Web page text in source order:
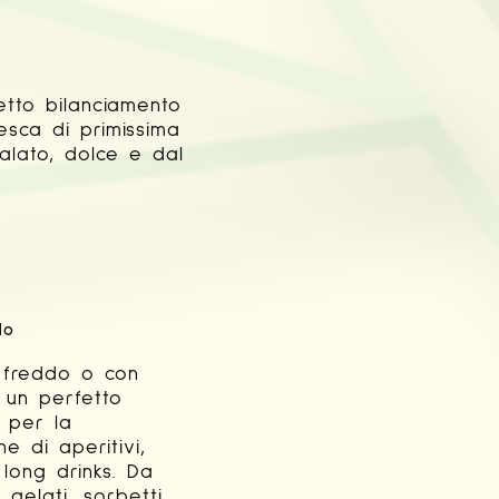
bilanciamento
di primissima
dolce e dal
o con
un perfetto
per la
di aperitivi,
drinks. Da